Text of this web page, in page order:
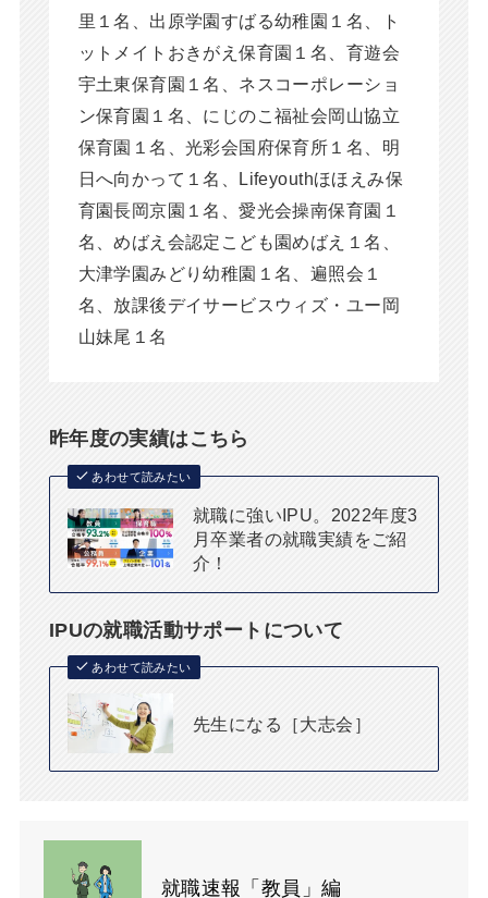
里１名、出原学園すばる幼稚園１名、ト
ットメイトおきがえ保育園１名、育遊会
宇土東保育園１名、ネスコーポレーショ
ン保育園１名、にじのこ福祉会岡山協立
保育園１名、光彩会国府保育所１名、明
日へ向かって１名、Lifeyouthほほえみ保
育園長岡京園１名、愛光会操南保育園１
名、めばえ会認定こども園めばえ１名、
大津学園みどり幼稚園１名、遍照会１
名、放課後デイサービスウィズ・ユー岡
山妹尾１名
昨年度の実績はこちら
あわせて読みたい
就職に強いIPU。2022年度3
月卒業者の就職実績をご紹
介！
IPUの就職活動サポートについて
あわせて読みたい
先生になる［大志会］
就職速報「教員」編